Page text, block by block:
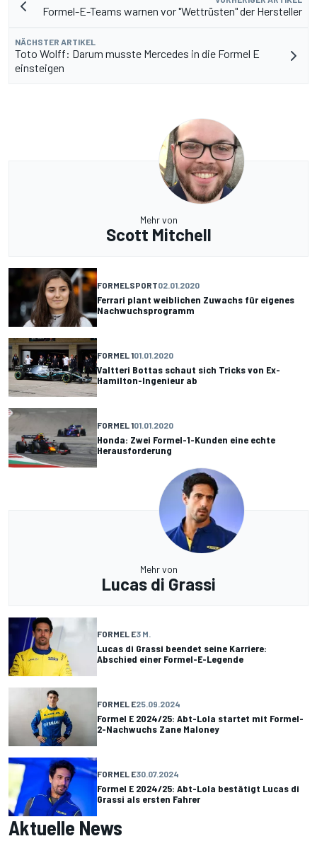
Formel-E-Teams warnen vor "Wettrüsten" der Hersteller
NÄCHSTER ARTIKEL
Toto Wolff: Darum musste Mercedes in die Formel E
einsteigen
Mehr von
Scott Mitchell
FORMELSPORT02.01.2020
Ferrari plant weiblichen Zuwachs für eigenes
Nachwuchsprogramm
FORMEL 101.01.2020
Valtteri Bottas schaut sich Tricks von Ex-
Hamilton-Ingenieur ab
FORMEL 101.01.2020
Honda: Zwei Formel-1-Kunden eine echte
Herausforderung
Mehr von
Lucas di Grassi
FORMEL E3 M.
Lucas di Grassi beendet seine Karriere:
Abschied einer Formel-E-Legende
FORMEL E25.09.2024
Formel E 2024/25: Abt-Lola startet mit Formel-
2-Nachwuchs Zane Maloney
FORMEL E30.07.2024
Formel E 2024/25: Abt-Lola bestätigt Lucas di
Grassi als ersten Fahrer
Aktuelle News